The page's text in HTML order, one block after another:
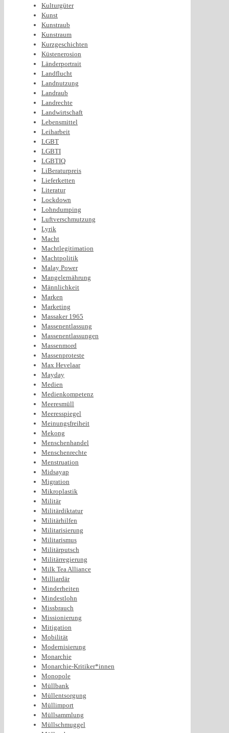
Kulturgüter
Kunst
Kunstraub
Kunstraum
Kurzgeschichten
Küstenerosion
Länderportrait
Landflucht
Landnutzung
Landraub
Landrechte
Landwirtschaft
Lebensmittel
Leiharbeit
LGBT
LGBTI
LGBTIQ
LiBeraturpreis
Lieferketten
Literatur
Lockdown
Lohndumping
Luftverschmutzung
Lyrik
Macht
Machtlegitimation
Machtpolitik
Malay Power
Mangelernährung
Männlichkeit
Marken
Marketing
Massaker 1965
Massenentlassung
Massenentlassungen
Massenmord
Massenproteste
Max Hevelaar
Mayday
Medien
Medienkompetenz
Meeresmüll
Meeresspiegel
Meinungsfreiheit
Mekong
Menschenhandel
Menschenrechte
Menstruation
Midsayap
Migration
Mikroplastik
Militär
Militärdiktatur
Militärhilfen
Militarisierung
Militarismus
Militärputsch
Militärregierung
Milk Tea Alliance
Milliardär
Minderheiten
Mindestlohn
Missbrauch
Missionierung
Mitigation
Mobilität
Modernisierung
Monarchie
Monarchie-Kritiker*innen
Monopole
Müllbank
Müllentsorgung
Müllimport
Müllsammlung
Müllschmuggel